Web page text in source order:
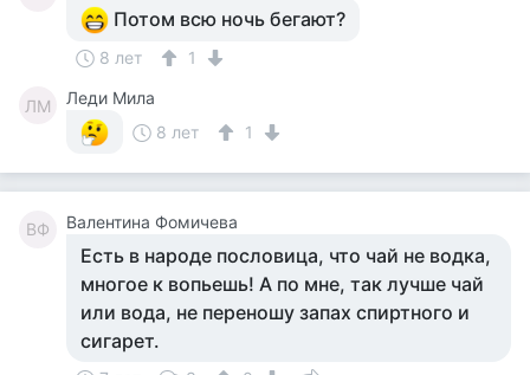
Потом всю ночь бегают?
8 лет 1
ЛМ
Леди Мила
8 лет
1
ВФ Валентина Фомичева
Есть в народе пословица, что чай не водка,
многое к вопьешь! А по мне, так лучше чай
или вода, не переношу запах спиртного и
сигарет.